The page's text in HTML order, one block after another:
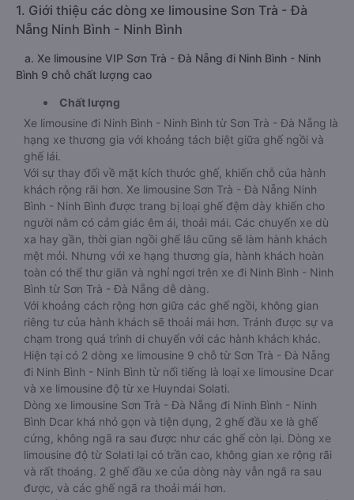
1. Giới thiệu các dòng xe limousine Sơn Trà - Đà
Nẵng Ninh Bình - Ninh Bình
a. Xe limousine VIP Sơn Trà - Đà Nẵng đi Ninh Bình - Ninh
Bình 9 chỗ chất lượng cao
Chất lượng
Xe limousine đi Ninh Bình - Ninh Bình từ Sơn Trà - Đà Nẵng là
hạng xe thương gia với khoảng tách biệt giữa ghế ngồi và
ghế lái.
Với sự thay đổi về mặt kích thước ghế, khiến chỗ của hành
khách rộng rãi hơn. Xe limousine Sơn Trà - Đà Nẵng Ninh
Bình - Ninh Bình được trang bị loại ghế đệm dày khiến cho
người nằm có cảm giác êm ái, thoải mái. Các chuyến xe dù
xa hay gần, thời gian ngồi ghế lâu cũng sẽ làm hành khách
mệt mỏi. Nhưng với xe hạng thương gia, hành khách hoàn
toàn có thể thư giãn và nghỉ ngơi trên xe đi Ninh Bình - Ninh
Bình từ Sơn Trà - Đà Nẵng dễ dàng.
Với khoảng cách rộng hơn giữa các ghế ngồi, không gian
riêng tư của hành khách sẽ thoải mái hơn. Tránh được sự va
chạm trong quá trình di chuyển với các hành khách khác.
Hiện tại có 2 dòng xe limousine 9 chỗ từ Sơn Trà - Đà Nẵng
đi Ninh Bình - Ninh Bình từ nổi tiếng là loại xe limousine Dcar
và xe limousine độ từ xe Huyndai Solati.
Dòng xe limousine Sơn Trà - Đà Nẵng đi Ninh Bình - Ninh
Bình Dcar khá nhỏ gọn và tiện dụng, 2 ghế đầu xe là ghế
cứng, không ngã ra sau được như các ghế còn lại. Dòng xe
limousine độ từ Solati lại có trần cao, không gian xe rộng rãi
và rất thoáng. 2 ghế đầu xe của dòng này vẫn ngã ra sau
được, và các ghế ngã ra thoải mái hơn.